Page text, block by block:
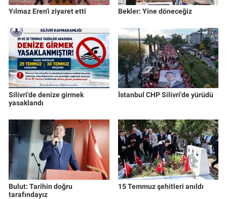
Yılmaz Eren'i ziyaret etti Bekler: Yine döneceğiz
Silivri'de denize girmek
yasaklandı
İstanbul CHP Silivri'de yürüdü
Bulut: Tarihin doğru
tarafındayız
15 Temmuz şehitleri anıldı